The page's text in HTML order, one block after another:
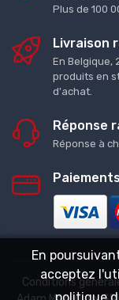
Plus de 100
Livraison
En Belgique,
produits en
d'achat.
Réponse
Réponse à
Conditions
En
acceptez